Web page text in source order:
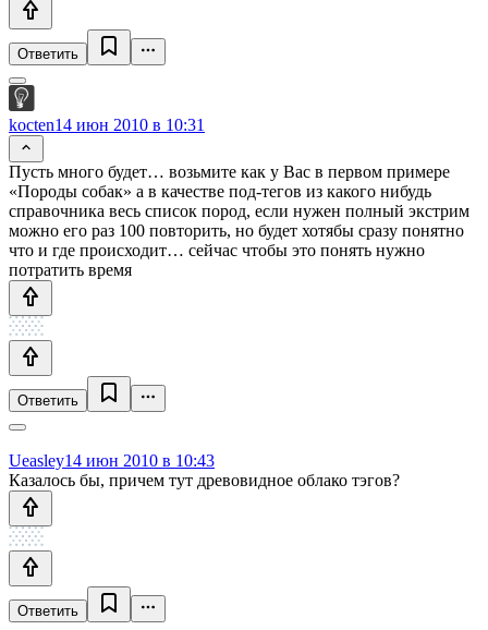
Ответить
kocten14 июн 2010 в 10:31
Пусть много будет… возьмите как у Вас в первом примере
«Породы собак» а в качестве под-тегов из какого нибудь
справочника весь список пород, если нужен полный экстрим
можно его раз 100 повторить, но будет хотябы сразу понятно
что и где происходит… сейчас чтобы это понять нужно
потратить время
Ответить
Ueasley14 июн 2010 в 10:43
Казалось бы, причем тут древовидное облако тэгов?
Ответить